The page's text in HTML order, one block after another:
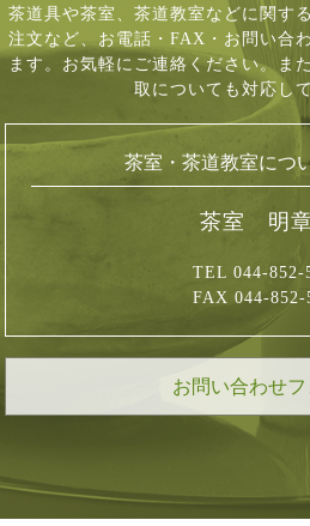
茶道具や茶室、茶道教室などに関す
注文など、 お電話・FAX・お問い合
ます。お気軽にご連絡ください。 ま
取についても対応し
茶室・茶道教室につ
茶室 明
TEL 044-852-
FAX 044-852-
お問い合わせフ